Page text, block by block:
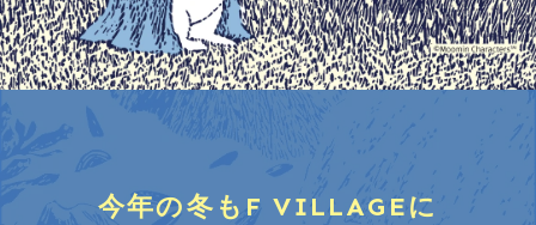
今年の冬もF VILLAGEに